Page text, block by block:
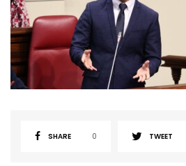
SHARE 0 TWEET